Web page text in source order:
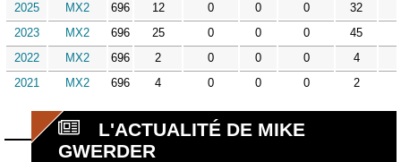
2025
MX2 696 12 0 0 0
32
2023
MX2 696 25 0 0 0
45
2022
MX2 696 2 0 0 0
4
2021
MX2 696 4 0 0 0 2
L'ACTUALITÉ DE MIKE
GWERDER